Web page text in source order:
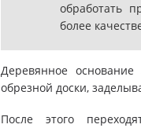
обработать
более
Деревянное
обрезной доски,
После этого